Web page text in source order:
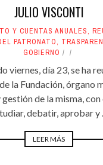
JULIO VISCONTI
Y CUENTAS ANUALES,
PATRONATO,
GOBIERNO
viernes, día 23, se ha
la Fundación, órgano
de la misma,
debatir, aprobar y
LEER MÁS